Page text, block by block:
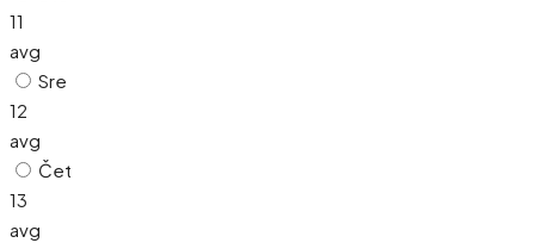
11
avg
Sre
12
avg
Čet
13
avg